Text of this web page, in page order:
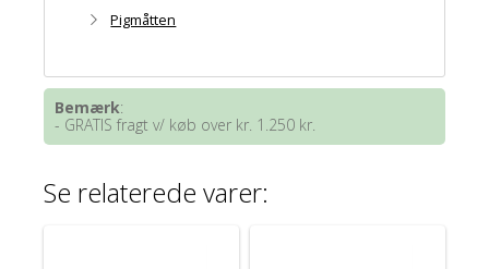
Pigmåtten
Bemærk:
- GRATIS fragt v/ køb over kr. 1.250 kr.
Se relaterede varer: